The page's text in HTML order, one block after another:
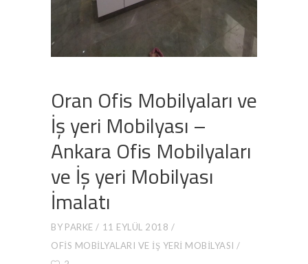
Oran Ofis Mobilyaları ve
İş yeri Mobilyası –
Ankara Ofis Mobilyaları
ve İş yeri Mobilyası
İmalatı
BY PARKE
11 EYLÜL 2018
OFIS MOBILYALARI VE İŞ YERI MOBILYASI